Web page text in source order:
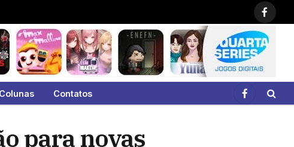
Colunas Contatos
Facebook
para novas